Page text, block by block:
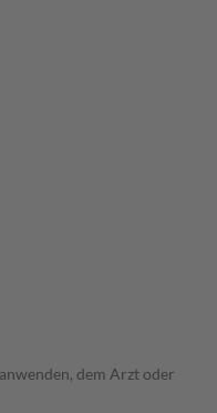
dem Arzt oder